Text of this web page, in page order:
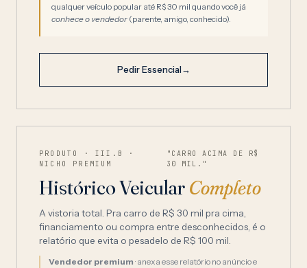
qualquer veículo popular até R$ 30 mil quando você já
conhece o vendedor (parente, amigo, conhecido).
Pedir Essencial→
PRODUTO · III.B ·
NICHO PREMIUM
"CARRO ACIMA DE R$
30 MIL."
Histórico VeicularCompleto
A vistoria total. Pra carro de R$ 30 mil pra cima,
financiamento ou compra entre desconhecidos, é o
relatório que evita o pesadelo de R$ 100 mil.
Vendedor premium · anexa esse relatório no anúncio e